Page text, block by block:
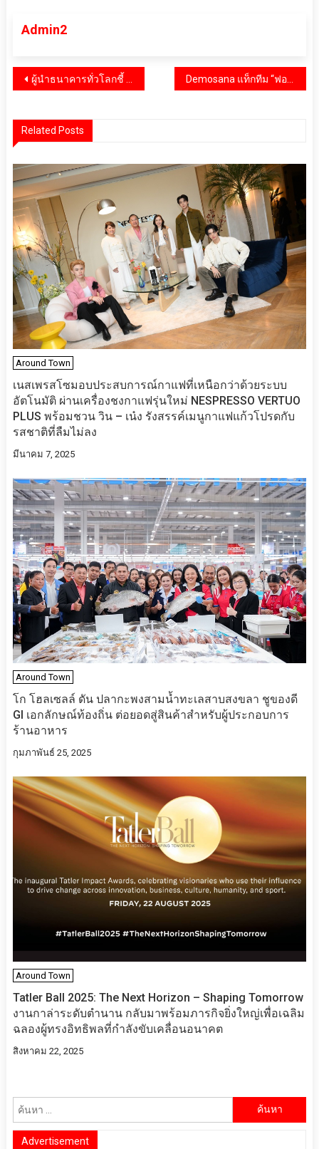
Admin2
แนะแนว
ผู้นำธนาคารทั่วโลกชี้ AI Agents คือช่องโหว่ความเสี่ยงอันดับหนึ่งของอุตสาหกรรมการเงิน เผย ‘ไทย’ อาจเผชิญความเสี่ยงสูงกว่าค่าเฉลี่ยโลก Demosana แท็กทีม “ฟอส-บุ๊ค” เสิร์ฟความฟิน พร้อมสุขภาพดี ในงาน “Force & Book Lucky Fans”
Related Posts
Around Town
เนสเพรสโซมอบประสบการณ์กาแฟที่เหนือกว่าด้วยระบบ
อัตโนมัติ ผ่านเครื่องชงกาแฟรุ่นใหม่ NESPRESSO VERTUO
PLUS พร้อมชวน วิน – เน๋ง รังสรรค์เมนูกาแฟแก้วโปรดกับ
รสชาติที่ลืมไม่ลง
มีนาคม 7, 2025
Around Town
โก โฮลเซลล์ ดัน ปลากะพงสามน้ำทะเลสาบสงขลา ชูของดี
GI เอกลักษณ์ท้องถิ่น ต่อยอดสู่สินค้าสำหรับผู้ประกอบการ
ร้านอาหาร
กุมภาพันธ์ 25, 2025
Around Town
Tatler Ball 2025: The Next Horizon – Shaping Tomorrow
งานกาล่าระดับตำนาน กลับมาพร้อมภารกิจยิ่งใหญ่เพื่อเฉลิม
ฉลองผู้ทรงอิทธิพลที่กำลังขับเคลื่อนอนาคต
สิงหาคม 22, 2025
Advertisement